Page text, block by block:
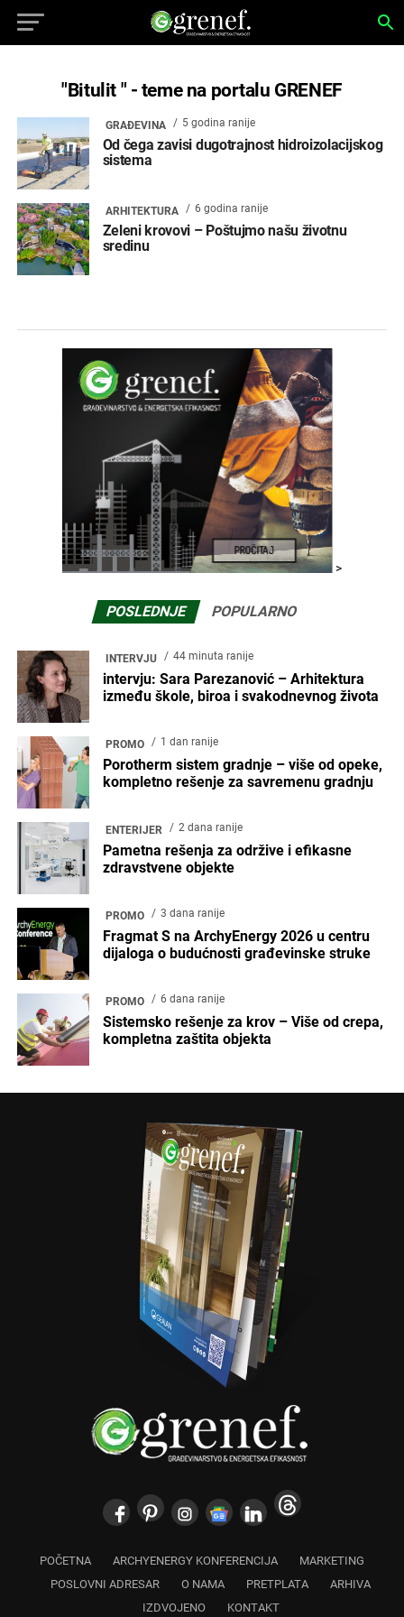
"Bitulit " - teme na portalu GRENEF
GRAĐEVINA 5 godina ranije
Od čega zavisi dugotrajnost hidroizolacijskog
sistema
ARHITEKTURA 6 godina ranije
Zeleni krovovi – Poštujmo našu životnu
sredinu
>
POSLEDNJE POPULARNO
INTERVJU 44 minuta ranije
intervju: Sara Parezanović – Arhitektura
između škole, biroa i svakodnevnog života
PROMO 1 dan ranije
Porotherm sistem gradnje – više od opeke,
kompletno rešenje za savremenu gradnju
ENTERIJER 2 dana ranije
Pametna rešenja za održive i efikasne
zdravstvene objekte
PROMO 3 dana ranije
Fragmat S na ArchyEnergy 2026 u centru
dijaloga o budućnosti građevinske struke
PROMO 6 dana ranije
Sistemsko rešenje za krov – Više od crepa,
kompletna zaštita objekta
POČETNA ARCHYENERGY KONFERENCIJA
MARKETING
POSLOVNI ADRESAR
O NAMA PRETPLATA
ARHIVA
IZDVOJENO
KONTAKT